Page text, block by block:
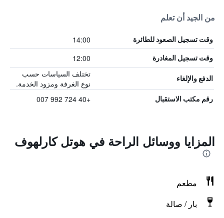
من الجيد أن تعلم
وقت تسجيل الصعود للطائرة 14:00
وقت تسجيل المغادرة 12:00
الدفع والإلغاء
تختلف السياسات حسب
نوع الغرفة ومزود الخدمة.
رقم مكتب الاستقبال +40 724 992 007
المزايا ووسائل الراحة في هوتل كارلهوف
مطعم
بار / صالة